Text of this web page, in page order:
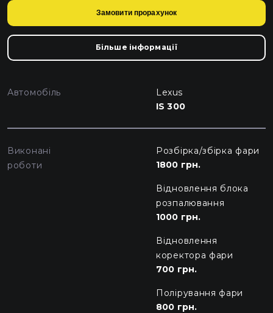
Замовити прорахунок
Більше інформації
Автомобіль
Lexus
IS 300
Виконані
роботи
Розбірка/збірка фари
1800 грн.
Відновлення блока
розпалювання
1000 грн.
Відновлення
коректора фари
700 грн.
Полірування фари
800 грн.